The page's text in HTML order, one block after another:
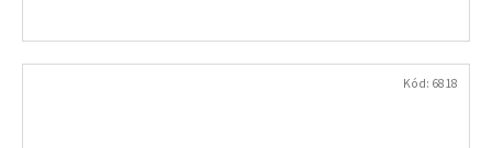
Kód: 6818